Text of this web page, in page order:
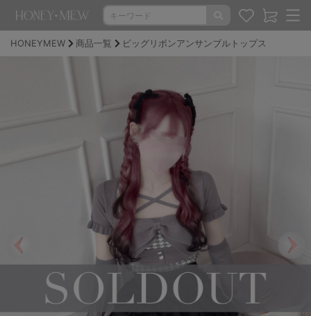
HONEYMEW 商品一覧 ビッグリボンアンサンブルトップス